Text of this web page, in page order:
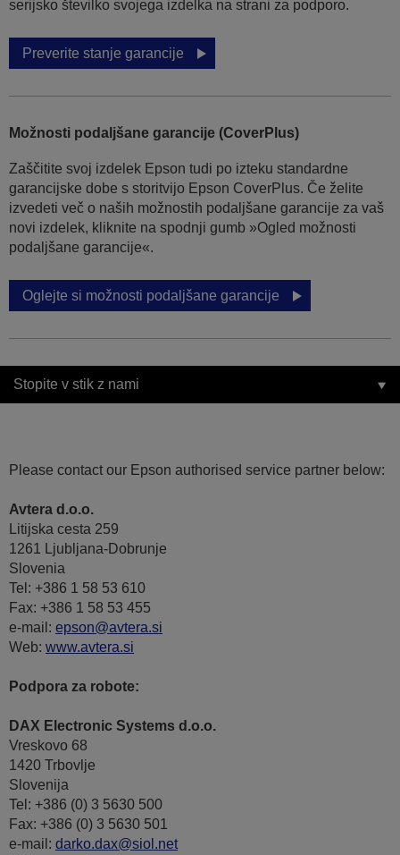
serijsko številko svojega izdelka na strani za podporo.
Preverite stanje garancije
Možnosti podaljšane garancije (CoverPlus)
Zaščitite svoj izdelek Epson tudi po izteku standardne
garancijske dobe s storitvijo Epson CoverPlus. Če želite
izvedeti več o naših možnostih podaljšane garancije za vaš
novi izdelek, kliknite na spodnji gumb »Ogled možnosti
podaljšane garancije«.
Oglejte si možnosti podaljšane garancije
Stopite v stik z nami
Please contact our Epson authorised service partner below:
Avtera d.o.o.
Litijska cesta 259
1261 Ljubljana-Dobrunje
Slovenia
Tel: +386 1 58 53 610
Fax: +386 1 58 53 455
e-mail: epson@avtera.si
Web: www.avtera.si
Podpora za robote:
DAX Electronic Systems d.o.o.
Vreskovo 68
1420 Trbovlje
Slovenija
Tel: +386 (0) 3 5630 500
Fax: +386 (0) 3 5630 501
e-mail: darko.dax@siol.net